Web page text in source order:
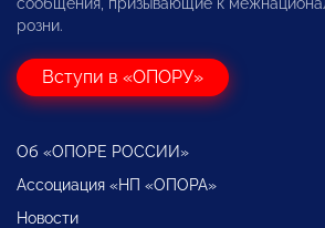
розни.
Вступи в «ОПОРУ»
Об «ОПОРЕ РОССИИ»
Ассоциация «НП «ОПОРА»
Новости